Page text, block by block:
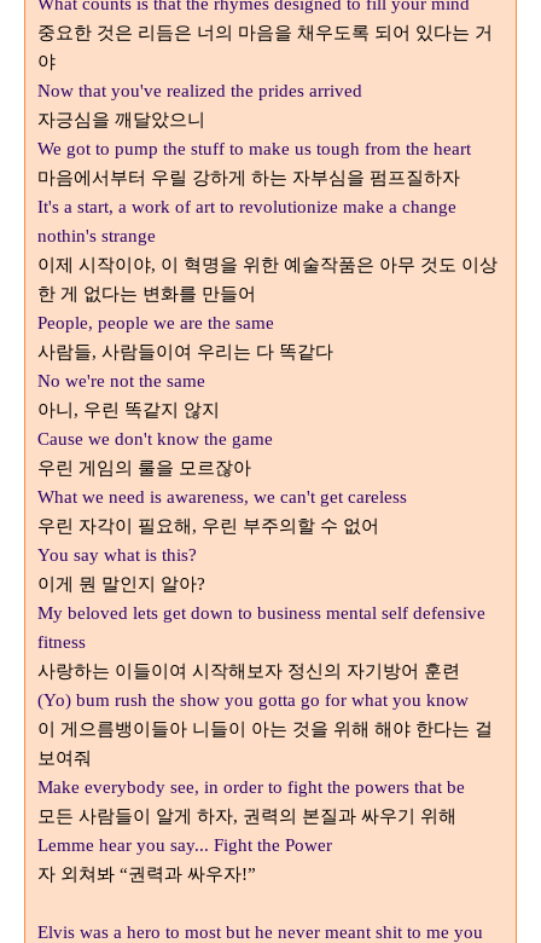
중요한 것은 리듬은 너의 마음을 채우도록 되어 있다는 거
야
Now that you've realized the prides arrived
자긍심을 깨달았으니
We got to pump the stuff to make us tough from the heart
마음에서부터 우릴 강하게 하는 자부심을 펌프질하자
It's a start, a work of art to revolutionize make a change
nothin's strange
이제 시작이야, 이 혁명을 위한 예술작품은 아무 것도 이상
한 게 없다는 변화를 만들어
People, people we are the same
사람들, 사람들이여 우리는 다 똑같다
No we're not the same
아니, 우린 똑같지 않지
Cause we don't know the game
우린 게임의 룰을 모르잖아
What we need is awareness, we can't get careless
우린 자각이 필요해, 우린 부주의할 수 없어
You say what is this?
이게 뭔 말인지 알아?
My beloved lets get down to business mental self defensive
fitness
사랑하는 이들이여 시작해보자 정신의 자기방어 훈련
(Yo) bum rush the show you gotta go for what you know
이 게으름뱅이들아 니들이 아는 것을 위해 해야 한다는 걸
보여줘
Make everybody see, in order to fight the powers that be
모든 사람들이 알게 하자, 권력의 본질과 싸우기 위해
Lemme hear you say... Fight the Power
자 외쳐봐 “권력과 싸우자!”
Elvis was a hero to most but he never meant shit to me you